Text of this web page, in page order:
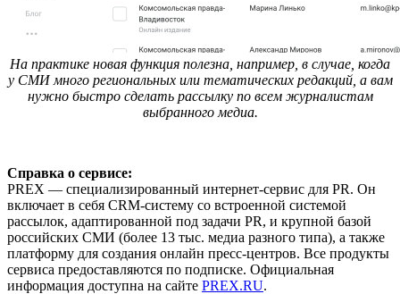
На практике новая функция полезна, например, в случае, когда
у СМИ много региональных или тематических редакций, а вам
нужно быстро сделать рассылку по всем журналистам
выбранного медиа.
Справка о сервисе:
PREX — специализированный интернет-сервис для PR. Он
включает в себя CRM-систему со встроенной системой
рассылок, адаптированной под задачи PR, и крупной базой
российских СМИ (более 13 тыс. медиа разного типа), а также
платформу для создания онлайн пресс-центров. Все продукты
сервиса предоставляются по подписке. Официальная
информация доступна на сайте PREX.RU.